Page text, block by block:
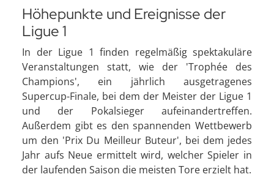
Höhepunkte und Ereignisse der
Ligue 1
In der Ligue 1 finden regelmäßig spektakuläre
Veranstaltungen statt, wie der 'Trophée des
Champions', ein jährlich ausgetragenes
Supercup-Finale, bei dem der Meister der Ligue 1
und der Pokalsieger aufeinandertreffen.
Außerdem gibt es den spannenden Wettbewerb
um den 'Prix Du Meilleur Buteur', bei dem jedes
Jahr aufs Neue ermittelt wird, welcher Spieler in
der laufenden Saison die meisten Tore erzielt hat.